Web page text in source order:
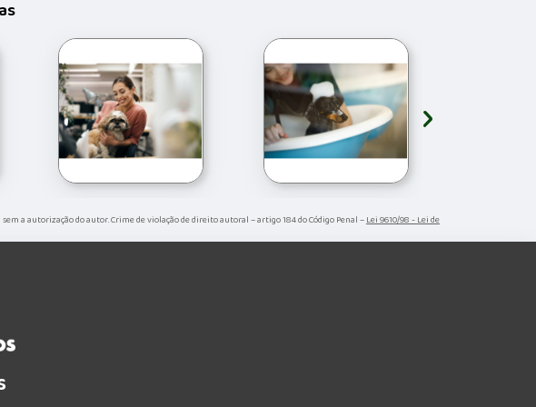
›
a autorização do autor. Crime de violação de direito autoral – artigo 184 do Código Penal –Lei 9610/98 - Lei de